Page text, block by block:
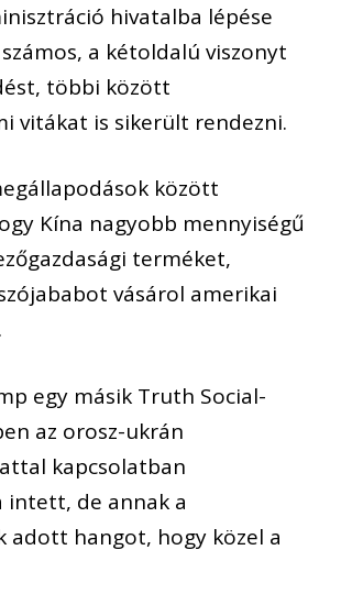
hivatalba lépése
a kétoldalú viszonyt
többi között
vitákat is sikerült rendezni.
között
Kína nagyobb mennyiségű
terméket,
vásárol amerikai
egy másik Truth Social-
az orosz-ukrán
kapcsolatban
intett, de annak a
adott hangot, hogy közel a